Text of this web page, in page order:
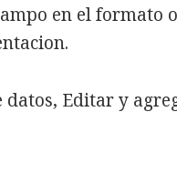
en el formato
Editar y